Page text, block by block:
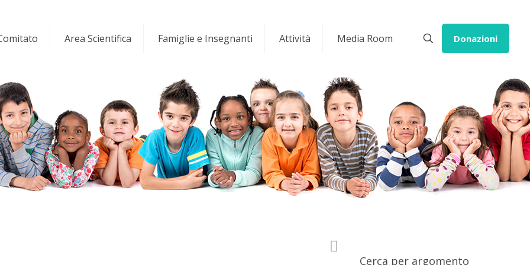
Area Scientifica Famiglie e Insegnanti Attività Media Room Donazioni
Cerca per argomento